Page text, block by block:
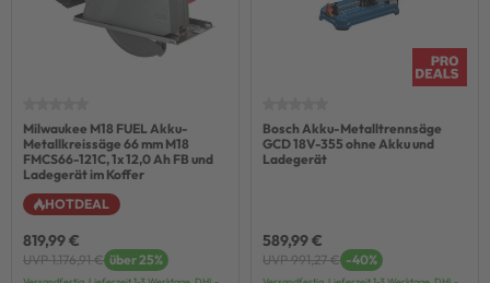
Milwaukee M18 FUEL Akku-
Metallkreissäge 66 mm M18
FMCS66-121C, 1x 12,0 Ah FB und
Ladegerät im Koffer
HOTDEAL
819,99 €
UVP 1.176,91 € über 25%
Bosch Akku-Metalltrennsäge
GCD 18V-355 ohne Akku und
Ladegerät
589,99 €
UVP 991,27 € -40%